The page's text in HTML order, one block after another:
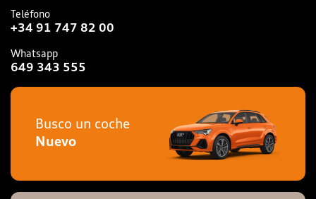
Teléfono
+34 91 747 82 00
Whatsapp
649 343 555
Busco un coche
Nuevo